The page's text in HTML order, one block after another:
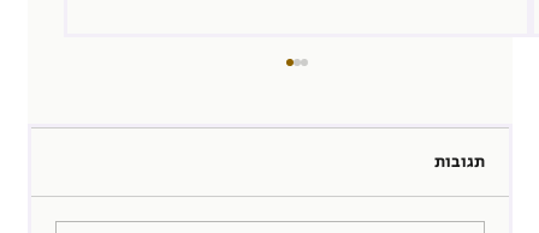
הצעת אי אמון
תגובות